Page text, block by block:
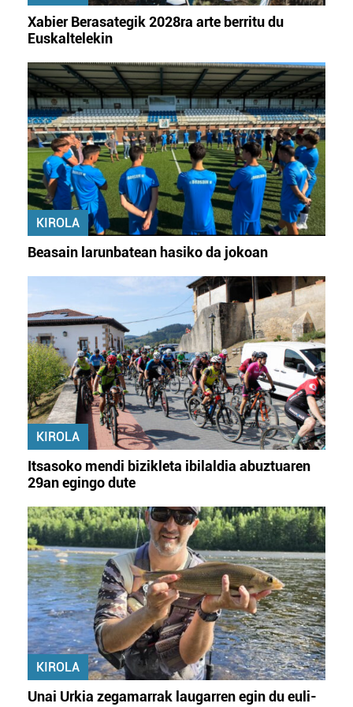
Xabier Berasategik 2028ra arte berritu du
Euskaltelekin
KIROLA
Beasain larunbatean hasiko da jokoan
KIROLA
Itsasoko mendi bizikleta ibilaldia abuztuaren
29an egingo dute
KIROLA
Unai Urkia zegamarrak laugarren egin du euli-